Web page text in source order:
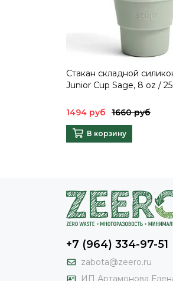
Стакан складной
Junior Cup Sage, 8 oz /
1494 руб 1660 руб
В корзину
+7 (964) 334-97-51
zabota@zeero.ru
И П Артамонова